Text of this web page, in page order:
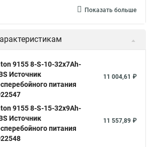
Показать больше
9155 8-S-10-32x7Ah-
Источник
питания
11 004,61 ₽
9155 8-S-15-32x9Ah-
Источник
питания
11 557,89 ₽